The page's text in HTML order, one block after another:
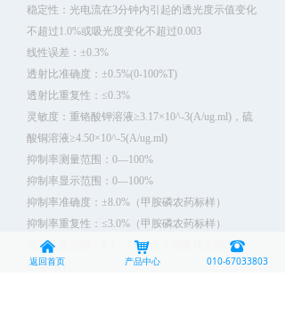
稳定性：光电流在3分钟内引起的透光度示值变化
不超过1.0%或吸光度变化不超过0.003
线性误差：±0.3%
透射比准确度：±0.5%(0-100%T)
透射比重复性：≤0.3%
灵敏度：重铬酸钾溶液≥3.17×10^-3(A/ug.ml)，硫
酸铜溶液≥4.50×10^-5(A/ug.ml)
抑制率测量范围：0—100%
抑制率显示范围：0—100%
抑制率准确度：±8.0%（甲胺磷农药标样）
抑制率重复性：≤3.0%（甲胺磷农药标样）
吸光度值范围：0.1—3.1（优于国家规定的0.1—
0.8标准）
낀
返回首页
낙
产品中心
뀰
010-67033803